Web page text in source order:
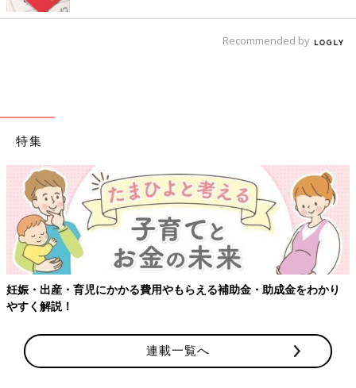
Recommended by
特集
妊娠・出産・育児にかかる費用やもらえる補助金・助成金をわかり
やすく解説！
連載一覧へ